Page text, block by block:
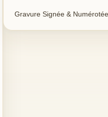
Gravure Signée &